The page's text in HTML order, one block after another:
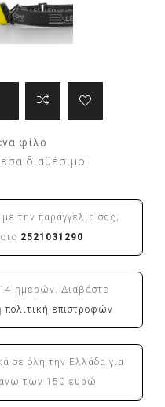
διαθέσιμο
την παραγγελία σας;
2521031290
ημερών. Διαβάστε
πολιτική επιστροφών
σε όλη την Ελλάδα για
άνω των 150 ευρώ